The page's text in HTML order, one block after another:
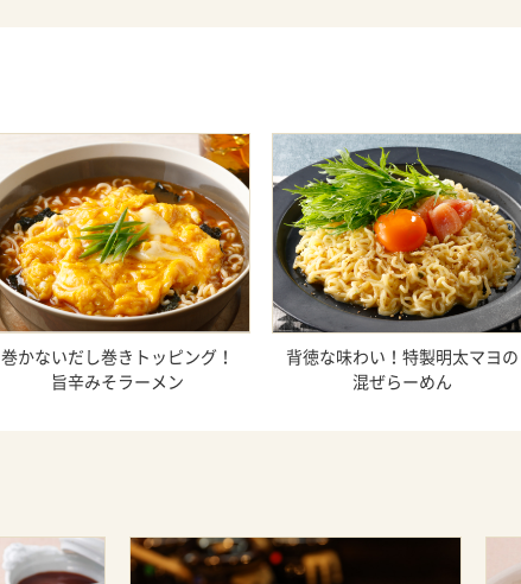
巻かないだし巻きトッピング！
旨辛みそラーメン
背徳な味わい！特製明太マヨの
混ぜらーめん